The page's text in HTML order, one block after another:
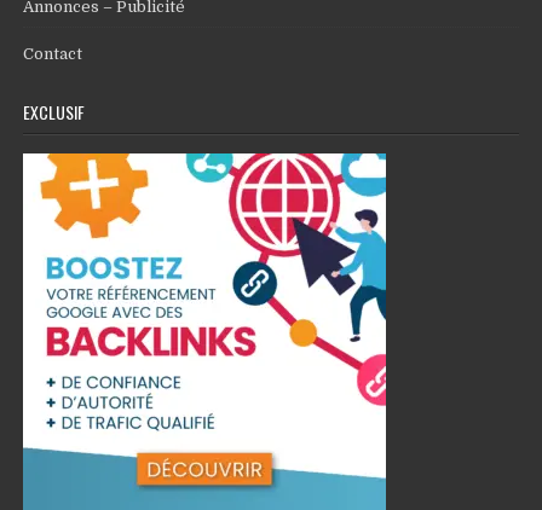
Annonces – Publicité
Contact
EXCLUSIF